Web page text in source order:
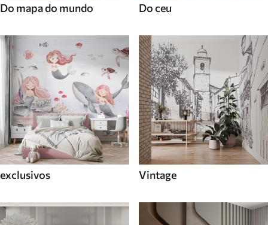
Do mapa do mundo Do ceu
exclusivos Vintage